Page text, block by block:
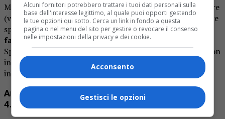
Manila continua a esserepesante , sempre pronta a litigare
(vedi il “Pastiera Gate” con Antonino) ma senza aggiungere
spessore. Stefano, definito “non sei Stefania Orlando”,
fatica a emergere. Finiscono al televoto insieme a
Spinalbese/Tabanelli, protagonisti delle discussioni ma non
in senso positivo. La loro presenza è
, ma poco
incisiva.
Antonino Spinalbese e Andrea Tabanelli – Voto:
4.5
Alcuni fornitori potrebbero trattare i tuoi dati personali sulla
base dell'interesse legittimo, al quale puoi opporti gestendo
le tue opzioni qui sotto. Cerca un link in fondo a questa
pagina o nel menu del sito per gestire o revocare il consenso
nelle impostazioni della privacy e dei cookie.
Acconsento
Gestisci le opzioni